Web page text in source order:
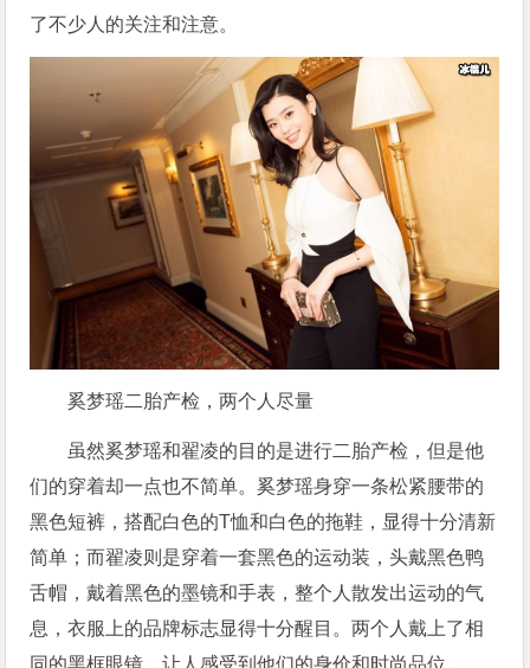
了不少人的关注和注意。
奚梦瑶二胎产检，两个人尽量
虽然奚梦瑶和翟凌的目的是进行二胎产检，但是他
们的穿着却一点也不简单。奚梦瑶身穿一条松紧腰带的
黑色短裤，搭配白色的T恤和白色的拖鞋，显得十分清新
简单；而翟凌则是穿着一套黑色的运动装，头戴黑色鸭
舌帽，戴着黑色的墨镜和手表，整个人散发出运动的气
息，衣服上的品牌标志显得十分醒目。两个人戴上了相